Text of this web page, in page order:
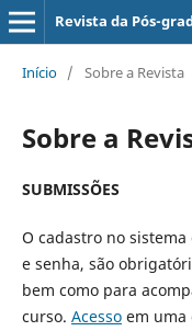
Revista da Pós-
Início / Sobre a Revista
Sobre a
SUBMISSÕES
O cadastro no
e senha, são
bem como para
curso. Acessoem uma